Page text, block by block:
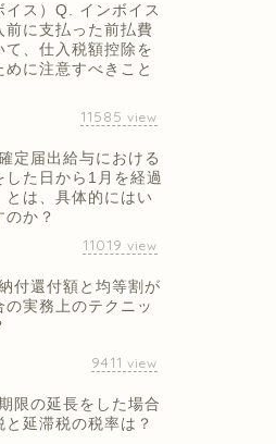
イス）Q. インボイス
前に支払った前払費
て、仕入税額控除を
めに注意すべきこと
11585 view
定届出給与における
した日から1月を経過
とは、具体的にはい
のか？
11019 view
付還付額と均等割が
の実務上のテクニッ
9411 view
限の延長をした場合
と延滞税の税率は？